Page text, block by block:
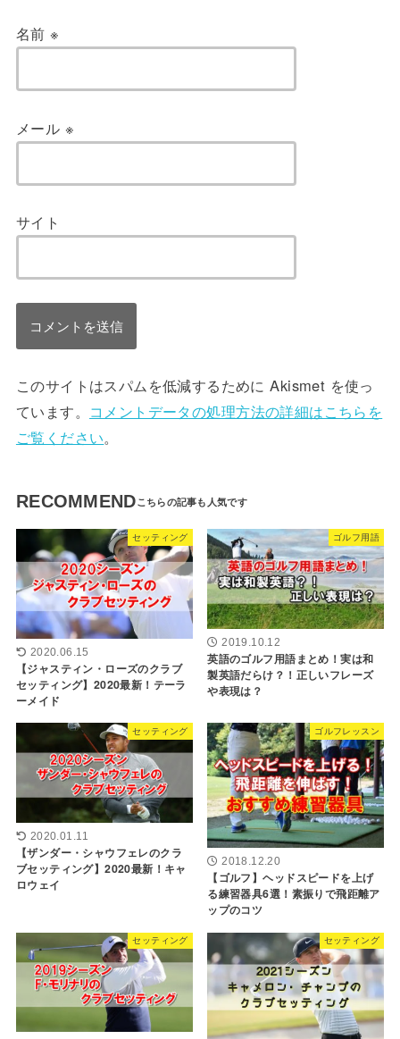
名前※
メール ※
サイト
このサイトはスパムを低減するために Akismet を使っ
ています。 コメントデータの処理方法の詳細はこちらを
ご覧ください。
RECOMMEND
セッティング
2020.06.15
【ジャスティン・ローズのクラブ
セッティング】2020最新！テーラ
ーメイド
ゴルフ用語
2019.10.12
英語のゴルフ用語まとめ！実は和
製英語だらけ？！正しいフレーズ
や表現は？
セッティング
2020.01.11
【ザンダー・シャウフェレのクラ
ブセッティング】2020最新！キャ
ロウェイ
ゴルフレッスン
2018.12.20
【ゴルフ】ヘッドスピードを上げ
る練習器具6選！素振りで飛距離ア
ップのコツ
セッティング セッティング